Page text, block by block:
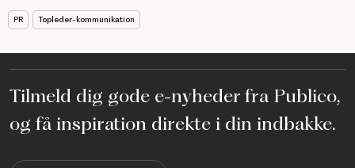
PR Topleder-kommunikation
Tilmeld dig gode e-nyheder fra Publico,
og få inspiration direkte i din indbakke.